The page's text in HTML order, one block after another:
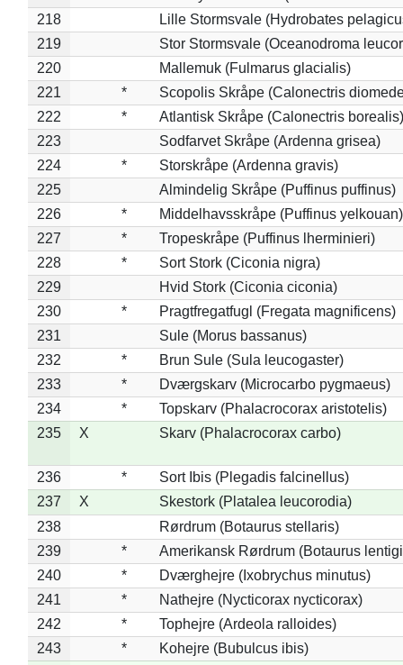
218
Lille Stormsvale (Hydrobates
219
Stor Stormsvale (Oceanodroma
220
Mallemuk (Fulmarus glacialis)
221
*
Scopolis Skråpe (Calonectris
222
*
Atlantisk Skråpe (Calonectris borealis)
223
Sodfarvet Skråpe (Ardenna grisea)
224
*
Storskråpe (Ardenna gravis)
225
Almindelig Skråpe (Puffinus puffinus)
226
*
Middelhavsskråpe (Puffinus yelkouan)
227
*
Tropeskråpe (Puffinus lherminieri)
228
*
Sort Stork (Ciconia nigra)
229
Hvid Stork (Ciconia ciconia)
230
*
Pragtfregatfugl (Fregata magnificens)
231
Sule (Morus bassanus)
232
*
Brun Sule (Sula leucogaster)
233
*
Dværgskarv (Microcarbo pygmaeus)
234
*
Topskarv (Phalacrocorax aristotelis)
235
X Skarv (Phalacrocorax carbo)
236 *
Sort Ibis (Plegadis falcinellus)
237
X
Skestork (Platalea leucorodia)
238
Rørdrum (Botaurus stellaris)
239
*
Amerikansk Rørdrum (Botaurus
240
*
Dværghejre (Ixobrychus minutus)
241
*
Nathejre (Nycticorax nycticorax)
242
*
Tophejre (Ardeola ralloides)
243
*
Kohejre (Bubulcus ibis)